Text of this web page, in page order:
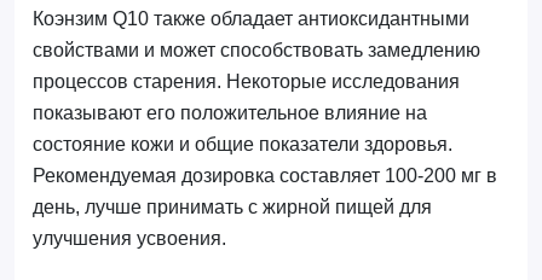
Коэнзим Q10 также обладает антиоксидантными
свойствами и может способствовать замедлению
процессов старения. Некоторые исследования
показывают его положительное влияние на
состояние кожи и общие показатели здоровья.
Рекомендуемая дозировка составляет 100-200 мг в
день, лучше принимать с жирной пищей для
улучшения усвоения.